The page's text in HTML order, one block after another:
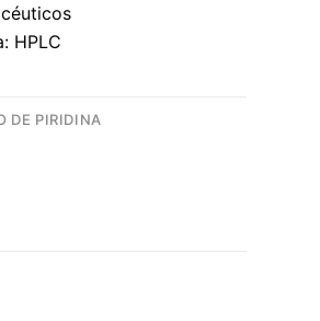
HPLC
DE PIRIDINA